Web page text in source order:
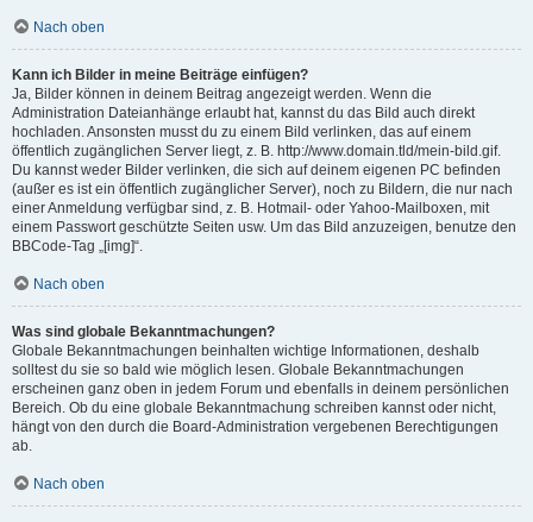
Nach oben
Kann ich Bilder in meine Beiträge einfügen?
Ja, Bilder können in deinem Beitrag angezeigt werden. Wenn die
Administration Dateianhänge erlaubt hat, kannst du das Bild auch direkt
hochladen. Ansonsten musst du zu einem Bild verlinken, das auf einem
öffentlich zugänglichen Server liegt, z. B. http://www.domain.tld/mein-bild.gif.
Du kannst weder Bilder verlinken, die sich auf deinem eigenen PC befinden
(außer es ist ein öffentlich zugänglicher Server), noch zu Bildern, die nur nach
einer Anmeldung verfügbar sind, z. B. Hotmail- oder Yahoo-Mailboxen, mit
einem Passwort geschützte Seiten usw. Um das Bild anzuzeigen, benutze den
BBCode-Tag „[img]“.
Nach oben
Was sind globale Bekanntmachungen?
Globale Bekanntmachungen beinhalten wichtige Informationen, deshalb
solltest du sie so bald wie möglich lesen. Globale Bekanntmachungen
erscheinen ganz oben in jedem Forum und ebenfalls in deinem persönlichen
Bereich. Ob du eine globale Bekanntmachung schreiben kannst oder nicht,
hängt von den durch die Board-Administration vergebenen Berechtigungen
ab.
Nach oben